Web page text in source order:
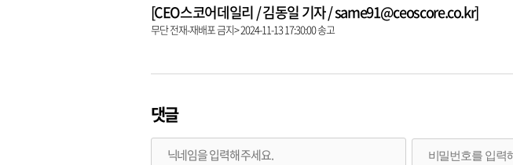
[CEO스코어데일리 / 김동일 기자 / same91@ceoscore.co.kr]
무단 전재-재배포 금지> 2024-11-13 17:30:00 송고
댓글